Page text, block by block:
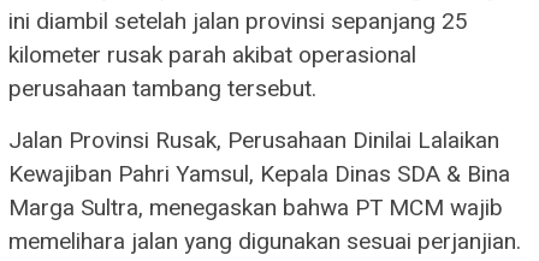
ini diambil setelah jalan provinsi sepanjang 25
kilometer rusak parah akibat operasional
perusahaan tambang tersebut.
Jalan Provinsi Rusak, Perusahaan Dinilai Lalaikan
Kewajiban Pahri Yamsul, Kepala Dinas SDA & Bina
Marga Sultra, menegaskan bahwa PT MCM wajib
memelihara jalan yang digunakan sesuai perjanjian.